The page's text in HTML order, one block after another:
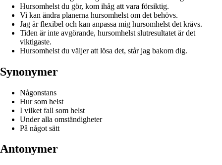
Hursomhelst du gör, kom ihåg att vara försiktig.
Vi kan ändra planerna hursomhelst om det behövs.
Jag är flexibel och kan anpassa mig hursomhelst det krävs.
Tiden är inte avgörande, hursomhelst slutresultatet är det
viktigaste.
Hursomhelst du väljer att lösa det, står jag bakom dig.
Synonymer
Någonstans
Hur som helst
I vilket fall som helst
Under alla omständigheter
På något sätt
Antonymer